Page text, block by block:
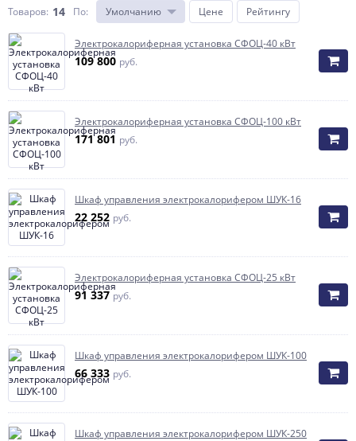
Товаров: 14 По: Умолчанию Цене Рейтингу
Элeктрoкaлoрифeрная установка СФОЦ-40 кВт
109 800 руб.
Элeктрoкaлoрифeрная установка СФОЦ-100 кВт
171 801 руб.
Шкаф управления электрокалорифером ШУК-16
22 252 руб.
Элeктрoкaлoрифeрная установка СФОЦ-25 кВт
91 337руб.
Шкаф управления электрокалорифером ШУК-100
66 333 руб.
Шкаф управления электрокалорифером ШУК-250